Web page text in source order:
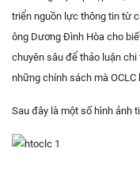
triển nguồn lực thông tin từ
ông Dương Đình Hòa cho
chuyên sâu để thảo luận
những chính sách mà
Sau đây là một số hình ảnh